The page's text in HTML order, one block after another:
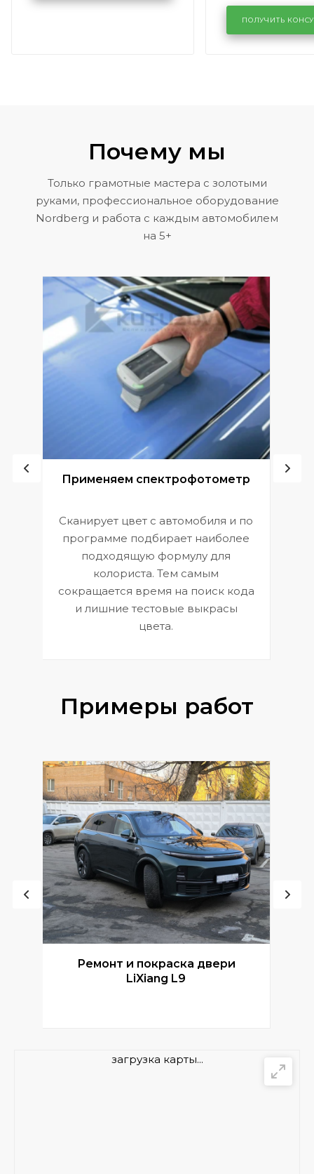
KUTUZOVV
лобового
районе
Volkswagen
ПОЛУЧИТЬ
Почему мы
Только грамотные мастера с золотыми
руками, профессиональное оборудование
Nordberg и работа с каждым автомобилем
на 5+
Применяем спектрофотометр
Сканирует цвет с автомобиля и по
программе подбирает наиболее
подходящую формулу для
колориста. Тем самым
сокращается время на поиск кода
и лишние тестовые выкрасы
цвета.
Примеры работ
Ремонт и покраска двери
LiXiang L9
загрузка карты...